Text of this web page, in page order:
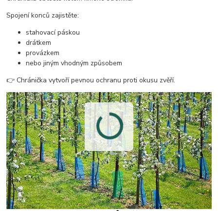
Spojení konců zajistěte:
stahovací páskou
drátkem
provázkem
nebo jiným vhodným způsobem
👉 Chránička vytvoří pevnou ochranu proti okusu zvěří.